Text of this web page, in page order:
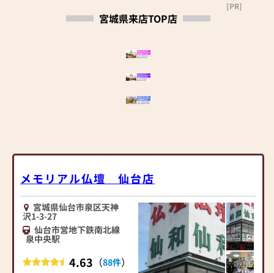
宮城県来店TOP店
[PR]
メモリアル仏壇 仙台店
宮城県仙台市泉区天神
沢1-3-27
仙台市営地下鉄南北線
泉中央駅
4.63 （88件）